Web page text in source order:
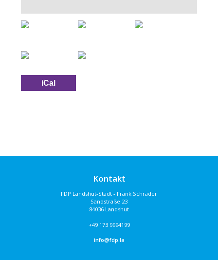
iCal
Kontakt
FDP Landshut-Stadt - Frank Schräder
Sandstraße 23
84036 Landshut
+49 173 9994199
info@fdp.la